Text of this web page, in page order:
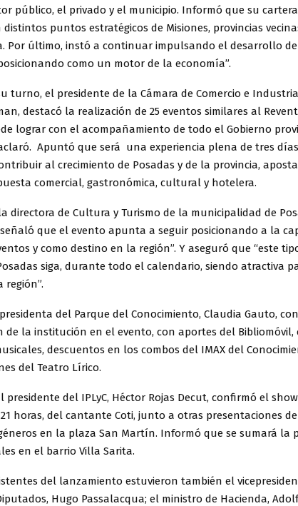
público, el privado y el municipio. Informó que su
puntos estratégicos de Misiones, provincias
Por último, instó a continuar impulsando el desarrollo
como un motor de la economía”.
turno, el presidente de la Cámara de Comercio e
destacó la realización de 25 eventos similares al
lograr con el acompañamiento de todo el Gobierno
Apuntó que será una experiencia plena de tres
al crecimiento de Posadas y de la provincia,
comercial, gastronómica, cultural y hotelera.
directora de Cultura y Turismo de la municipalidad de
que el evento apunta a seguir posicionando a la
y como destino en la región”. Y aseguró que “este
siga, durante todo el calendario, siendo atractiva
región”.
del Parque del Conocimiento, Claudia Gauto,
de la institución en el evento, con aportes del Bibliomóvil,
descuentos en los combos del IMAX del
del Teatro Lírico.
presidente del IPLyC, Héctor Rojas Decut, confirmó el
horas, del cantante Coti, junto a otras presentaciones
en la plaza San Martín. Informó que se sumará la
en el barrio Villa Sarita.
del lanzamiento estuvieron también el
Hugo Passalacqua; el ministro de Hacienda,